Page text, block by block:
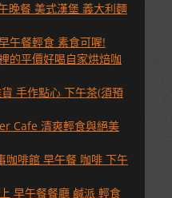
晚餐 美式漢堡 義大利麵
午餐輕食 素食可喔!
的平價好喝自家烘焙咖
手作點心 下午茶(須預
Cafe 清爽輕食與絕美
啡館 早午餐 咖啡 下午
早午餐餐廳 鹹派 輕食